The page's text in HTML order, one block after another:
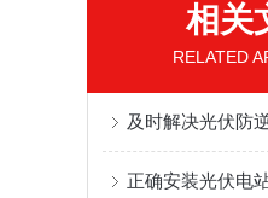
相关
RELATED